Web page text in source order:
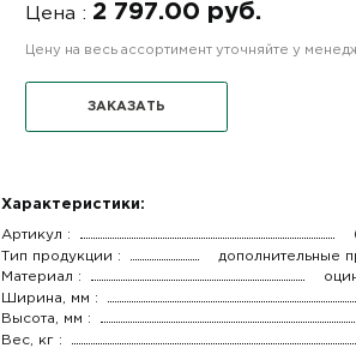
Цена : 2 797.00 руб.
Цену на весь ассортимент уточняйте у
ЗАКАЗАТЬ
Характеристики:
Артикул :
Тип продукции :
дополнительные
Материал :
Ширина, мм :
Высота, мм :
Вес, кг :